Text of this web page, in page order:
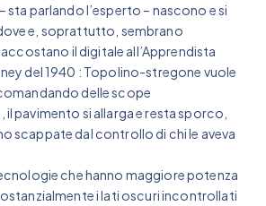
sta parlando l’esperto – nascono e si
e, soprattutto, sembrano
il digitale all’Apprendista
del 1940 : Topolino-stregone vuole
delle scope
pavimento si allarga e resta sporco,
scappate dal controllo di chi le aveva
che hanno maggiore potenza
i lati oscuri incontrollati